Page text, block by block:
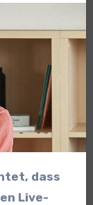
dass
Live-